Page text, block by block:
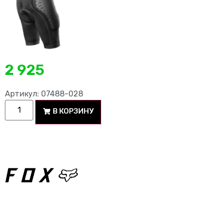
2 925
Артикул: 07488-028
В КОРЗИНУ